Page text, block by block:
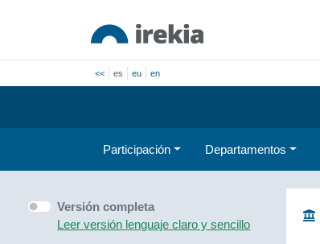
<< es eu en
Participación Departamentos
Versión completa
Leer versión lenguaje claro y sencillo